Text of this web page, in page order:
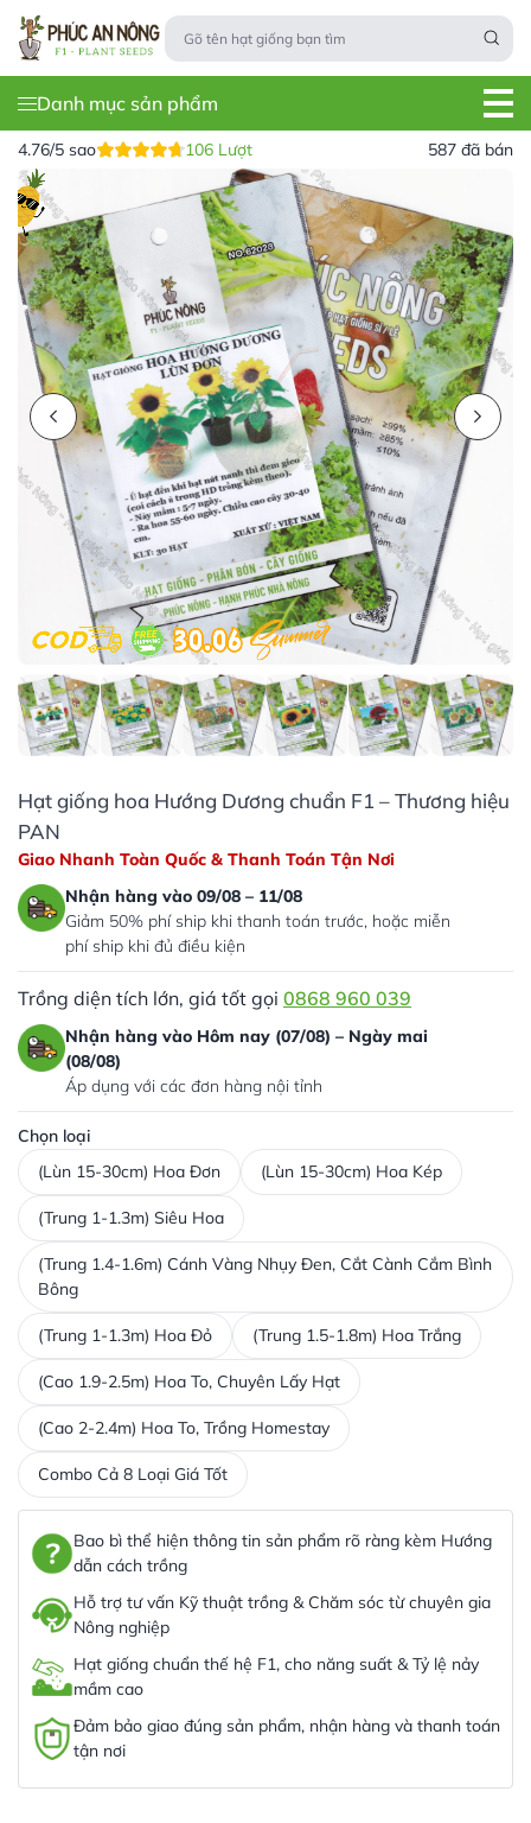
Danh mục sản phẩm
4.76/5 sao 106 Lượt 587 đã bán
Hạt giống hoa Hướng Dương chuẩn F1 – Thương hiệu
PAN
Giao Nhanh Toàn Quốc & Thanh Toán Tận Nơi
Nhận hàng vào 09/08 – 11/08
Giảm 50% phí ship khi thanh toán trước, hoặc miễn
phí ship khi đủ điều kiện
Trồng diện tích lớn, giá tốt gọi 0868 960 039
Nhận hàng vào Hôm nay (07/08) – Ngày mai
(08/08)
Áp dụng với các đơn hàng nội tỉnh
Chọn loại
(Lùn 15-30cm) Hoa Đơn
(Lùn 15-30cm) Hoa Kép
(Trung 1-1.3m) Siêu Hoa
(Trung 1.4-1.6m) Cánh Vàng Nhụy Đen, Cắt Cành Cắm Bình
Bông
(Trung 1-1.3m) Hoa Đỏ (Trung 1.5-1.8m) Hoa Trắng
(Cao 1.9-2.5m) Hoa To, Chuyên Lấy Hạt
(Cao 2-2.4m) Hoa To, Trồng Homestay
Combo Cả 8 Loại Giá Tốt
Bao bì thể hiện thông tin sản phẩm rõ ràng kèm Hướng
dẫn cách trồng
Hỗ trợ tư vấn Kỹ thuật trồng & Chăm sóc từ chuyên gia
Nông nghiệp
Hạt giống chuẩn thế hệ F1, cho năng suất & Tỷ lệ nảy
mầm cao
Đảm bảo giao đúng sản phẩm, nhận hàng và thanh toán
tận nơi